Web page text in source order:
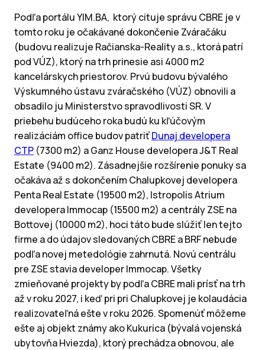
Podľa portálu YIM.BA, ktorý cituje správu CBRE je v
tomto roku je očakávané dokončenie Zváračáku
(budovu realizuje Račianska-Reality a.s., ktorá patrí
pod VÚZ), ktorý na trh prinesie asi 4000 m2
kancelárskych priestorov. Prvú budovu bývalého
Výskumného ústavu zváračského (VÚZ) obnovili a
obsadilo ju Ministerstvo spravodlivosti SR. V
priebehu budúceho roka budú ku kľúčovým
realizáciám office budov patriťDunaj developera
CTP (7300 m2) a Ganz House developera J&T Real
Estate (9400 m2). Zásadnejšie rozšírenie ponuky sa
očakáva až s dokončením Chalupkovej developera
Penta Real Estate (19500 m2), Istropolis Atrium
developera Immocap (15500 m2) a centrály ZSE na
Bottovej (10000 m2), hoci táto bude slúžiť len tejto
firme a do údajov sledovaných CBRE a BRF nebude
podľa novej metedológie zahrnutá. Novú centrálu
pre ZSE stavia developer Immocap. Všetky
zmieňované projekty by podľa CBRE mali prísť na trh
až v roku 2027, i keď pri pri Chalupkovej je kolaudácia
realizovateľná ešte v roku 2026. Spomenúť môžeme
ešte aj objekt známy ako Kukurica (bývalá vojenská
ubytovňa Hviezda), ktorý prechádza obnovou, ale